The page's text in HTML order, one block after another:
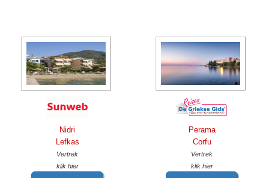
Nidri
Lefkas
Vertrek
klik hier
Perama
Corfu
Vertrek
klik hier